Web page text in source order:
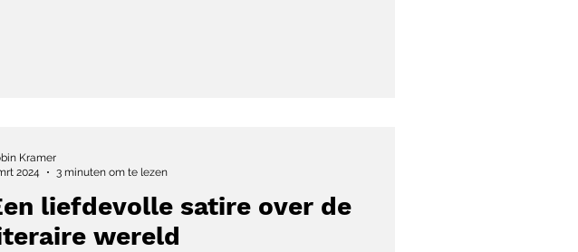
liefdevolle satire over de
wereld
Kramer
2024
3 minuten om te lezen